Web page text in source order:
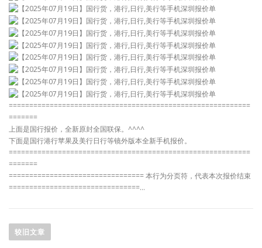
===========================================================
=======
上面是国行报价，全新原封全国联保。^^^^
下面是国行港行苹果及美行日行等镜外版本全新手机报价。
===========================================================
=======
================================= 本行为分页符，代表本次报价结束
================================…
章
较旧文章